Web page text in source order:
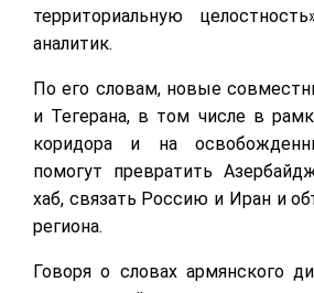
территориальную
аналитик.
По его словам, новые
и Тегерана, в том числе в
коридора и на
помогут превратить
хаб, связать Россию и Иран и
региона.
Говоря о словах армянского